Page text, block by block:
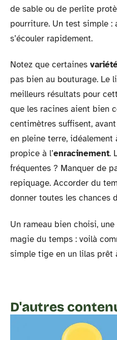
de sable ou de perlite
pourriture. Un test simple :
s’écouler rapidement.
Notez que certaines
pas bien au bouturage. Le
meilleurs résultats pour
que les racines aient bien
centimètres suffisent,
en pleine terre, idéalement
propice à l’enracinement.
fréquentes ? Manquer de
repiquage. Accorder du
donner toutes les chances
Un rameau bien choisi,
magie du temps : voilà
simple tige en un lilas prêt
D'autres